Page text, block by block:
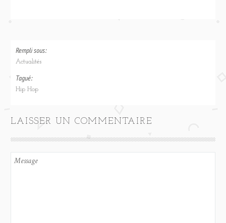
Rempli sous:
Actualités
Tagué:
Hip Hop
LAISSER UN COMMENTAIRE